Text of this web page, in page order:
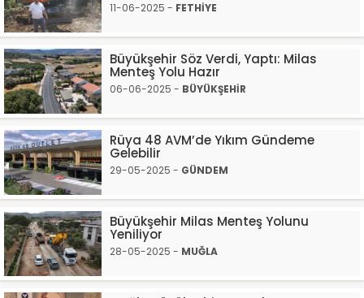
11-06-2025 - FETHİYE
Büyükşehir Söz Verdi, Yaptı: Milas
Menteş Yolu Hazır
06-06-2025 - BÜYÜKŞEHİR
Rüya 48 AVM’de Yıkım Gündeme
Gelebilir
29-05-2025 - GÜNDEM
Büyükşehir Milas Menteş Yolunu
Yeniliyor
28-05-2025 - MUĞLA